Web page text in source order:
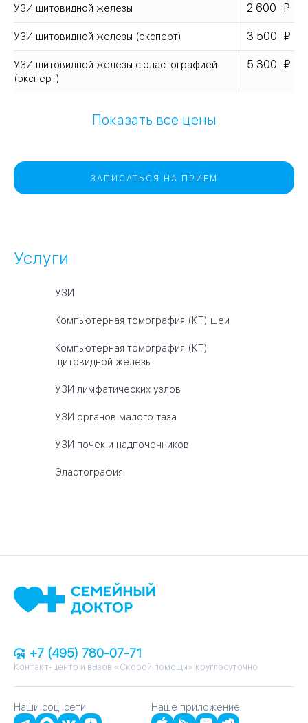
УЗИ щитовидной железы 2 600
УЗИ щитовидной железы (эксперт) 3 500
УЗИ щитовидной железы с эластографией
(эксперт)
5 300
Показать все цены
ЗАПИСАТЬСЯ НА ПРИЕМ
Услуги
УЗИ
Компьютерная томография (КТ) шеи
Компьютерная томография (КТ)
щитовидной железы
УЗИ лимфатических узлов
УЗИ органов малого таза
УЗИ почек и надпочечников
Эластография
+7 (495) 780-07-71
Контакт-центр и вызов «Скорой помощи» круглосуточно
Наши соц. сети: Наше приложение: